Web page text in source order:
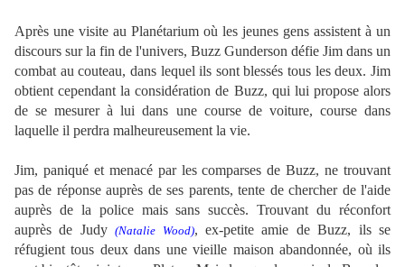
Après une visite au Planétarium où les jeunes gens assistent à un
discours sur la fin de l'univers, Buzz Gunderson défie Jim dans un
combat au couteau, dans lequel ils sont blessés tous les deux. Jim
obtient cependant la considération de Buzz, qui lui propose alors
de se mesurer à lui dans une course de voiture, course dans
laquelle il perdra malheureusement la vie.
Jim, paniqué et menacé par les comparses de Buzz, ne trouvant
pas de réponse auprès de ses parents, tente de chercher de l'aide
auprès de la police mais sans succès. Trouvant du réconfort
auprès de Judy(Natalie Wood), ex-petite amie de Buzz, ils se
réfugient tous deux dans une vieille maison abandonnée, où ils